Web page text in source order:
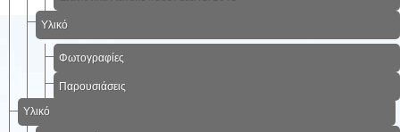
Υλικό
Φωτογραφίες
Παρουσιάσεις
Υλικό